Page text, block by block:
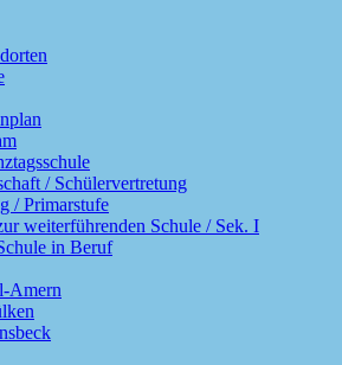
/ Schülervertretung
/ Primarstufe
weiterführenden Schule / Sek. I
in Beruf
Amern